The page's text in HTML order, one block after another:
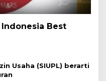
Best
Usaha (SIUPL) berarti